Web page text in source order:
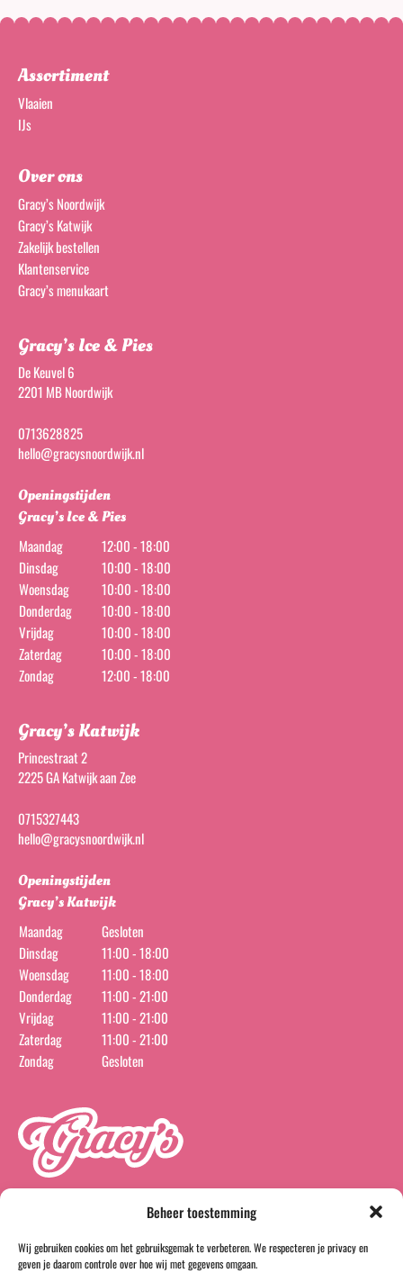
Beheer toestemming
Wij gebruiken cookies om het gebruiksgemak te verbeteren. We respecteren je privacy en
geven je daarom controle over hoe wij met gegevens omgaan.
Assortiment
Vlaaien
IJs
Over ons
Gracy’s Noordwijk
Gracy’s Katwijk
Zakelijk bestellen
Klantenservice
Gracy’s menukaart
Gracy’s Ice & Pies
De Keuvel 6
2201 MB Noordwijk
0713628825
hello@gracysnoordwijk.nl
Openingstijden
Gracy’s Ice & Pies
Maandag
12:00 - 18:00
Dinsdag
10:00 - 18:00
Woensdag
10:00 - 18:00
Donderdag
10:00 - 18:00
Vrijdag
10:00 - 18:00
Zaterdag
10:00 - 18:00
Zondag
12:00 - 18:00
Gracy’s Katwijk
Princestraat 2
2225 GA Katwijk aan Zee
0715327443
hello@gracysnoordwijk.nl
Openingstijden
Gracy’s Katwijk
Maandag
Gesloten
Dinsdag
11:00 - 18:00
Woensdag
11:00 - 18:00
Donderdag
11:00 - 21:00
Vrijdag
11:00 - 21:00
Zaterdag
11:00 - 21:00
Zondag
Gesloten
instagramfacebook